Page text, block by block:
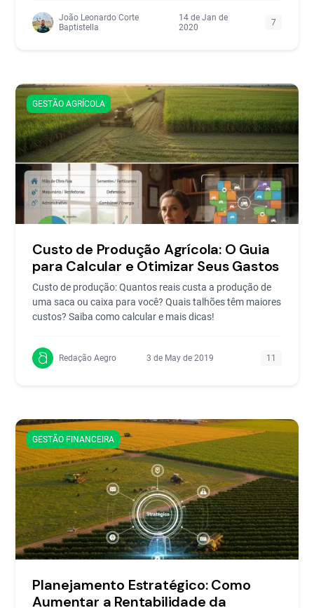
João Leonardo Corte
Baptistella
14 de Jan de
2020
7
GESTÃO AGRÍCOLA
Custo de Produção Agrícola: O Guia
para Calcular e Otimizar Seus Gastos
Custo de produção: Quantos reais custa a produção de
uma saca ou caixa para você? Quais talhões têm maiores
custos? Saiba como calcular e mais dicas!
Redação Aegro 3 de May de 2019 11
GESTÃO FINANCEIRA
Planejamento Estratégico: Como
Aumentar a Rentabilidade da